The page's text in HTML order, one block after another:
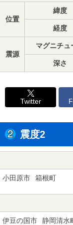
位置
緯度
経度
震源
マグニチュ
深さ
Twitter
震度2
小田原市 箱根町
伊豆の国市 静岡清水